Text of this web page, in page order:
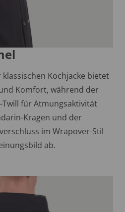
Kochjacke bietet
Komfort, während der
für Atmungsaktivität
Kragen und der
im Wrapover-Stil
ab.